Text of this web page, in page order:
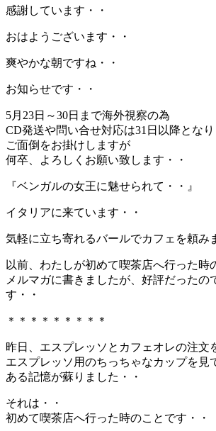
感謝しています・・
おはようございます・・
爽やかな朝ですね・・
お知らせです・・
5月23日～30日まで海外視察の為
CD発送や問い合せ対応は31日以降とな
ご面倒をお掛けしますが
何卒、よろしくお願い致します・・
『ベンガルの女王に魅せられて・・』
イタリアに来ています・・
気軽に立ち寄れるバールでカフェを頼み
以前、わたしが初めて喫茶店へ行った時
メルマガに書きましたが、好評だったの
す・・
＊＊＊＊＊＊＊＊＊
昨日、エスプレッソとカフェオレの注文
エスプレッソ用のちっちゃなカップを見
ある記憶が蘇りました・・
それは・・
初めて喫茶店へ行った時のことです・・